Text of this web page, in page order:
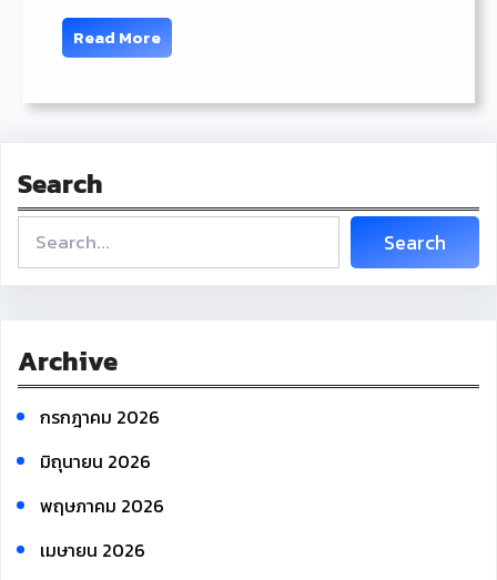
Read More
Search
e
a
c
h
Search
Archive
กรกฎาคม 2026
มิถุนายน 2026
พฤษภาคม 2026
เมษายน 2026